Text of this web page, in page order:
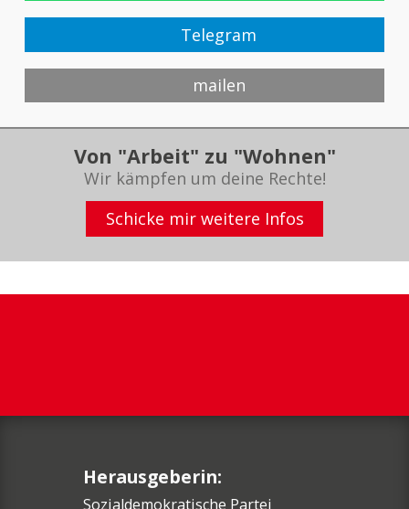
Telegram
mailen
Von "Arbeit" zu "Wohnen"
Wir kämpfen um deine Rechte!
Schicke mir weitere Infos
Herausgeberin:
Sozialdemokratische Partei